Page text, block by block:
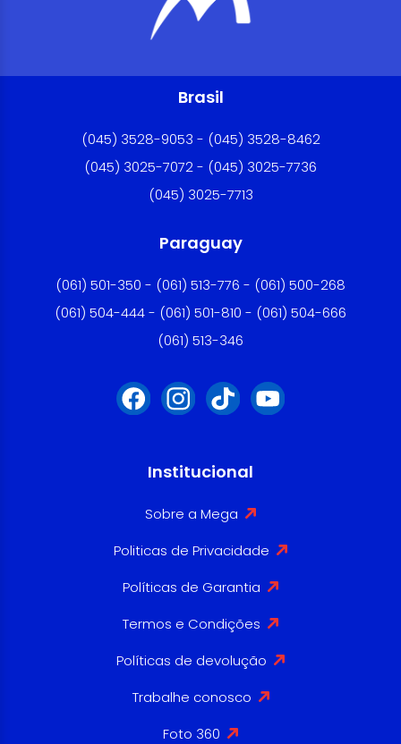
Brasil
(045) 3528-9053 - (045) 3528-8462
(045) 3025-7072 - (045) 3025-7736
(045) 3025-7713
Paraguay
(061) 501-350 - (061) 513-776 - (061) 500-268
(061) 504-444 - (061) 501-810 - (061) 504-666
(061) 513-346
Institucional
Sobre a Mega
Politicas de Privacidade
Políticas de Garantia
Termos e Condições
Políticas de devolução
Trabalhe conosco
Foto 360